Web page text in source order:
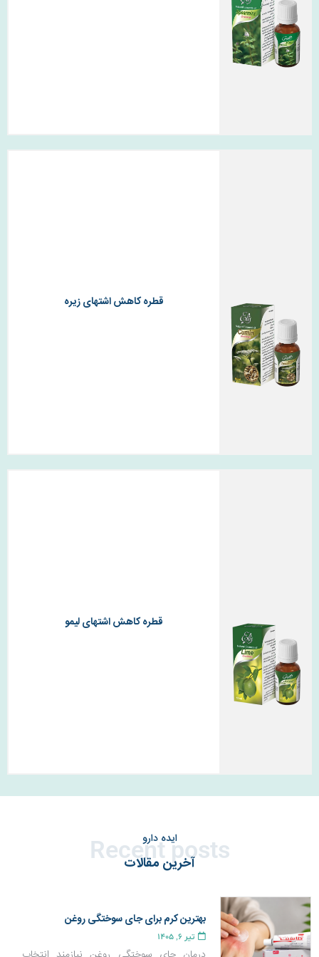
قطره کاهش اشتهای زیره
قطره کاهش اشتهای لیمو
ایده دارو
آخرین مقالات
Recent posts
بهترین کرم برای جای سوختگی روغن
تیر 6, 1405